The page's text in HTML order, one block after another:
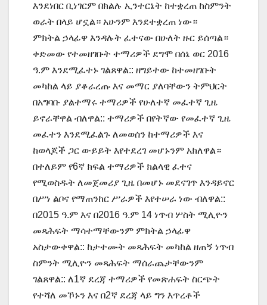
እንደነበር ቢነገርም በክልሉ ኢንተርኔት ከተቋረጠ ከስምንት
ወራት በላይ ሆኗል። አሁንም እንደተቋረጠ ነው።
ምክትል ኃላፊዋ እንዳሉት ፈተናው በሁለት ዙር ይሰጣል።
ቀድመው የተመዘገቡት ተማሪዎች ደግሞ በሰኔ ወር 2016
ዓ.ም እንደሚፈተኑ ገልጸዋል:: ዘግይተው ከተመዘገቡት
መካከል ላይ ያቆራረጡ እና መማር ያለባቸውን ትምህርት
በአግባቡ ያልተማሩ ተማሪዎች የሁለተኛ መፈተኛ ጊዜ
ይኖራቸዋል ብለዋል:: ተማሪዎች በየትኛው የመፈተኛ ጊዜ
መፈተን እንደሚፈልጉ ለመወሰን ከተማሪዎች እና
ከወላጆች ጋር ውይይት እየተደረገ መሆኑንም አክለዋል።
በተለይም የ6ኛ ክፍል ተማሪዎች ክልላዊ ፈተና
የሚወስዱት ለመጀመሪያ ጊዜ በመሆኑ መደናገጥ እንዳይኖር
በሥነ ልቦና የማጠንከር ሥራዎች እየተሠራ ነው ብለዋል::
በ2015 ዓ.ም እና በ2016 ዓ.ም 14 ነጥብ ሦስት ሚሊዮን
መጻሕፍት ማሳተማቸውንም ምክትል ኃላፊዋ
አስታውቀዋል:: ከታተሙት መጻሕፍት መካከል ዘጠኝ ነጥብ
ስምንት ሚሊዮን መጻሕፍት ማሰራጨታቸውንም
ገልጸዋል:: ለ1ኛ ደረጃ ተማሪዎች የመጽሐፍት ስርጭት
የተሻለ መኾኑን እና በ2ኛ ደረጃ ላይ ግን እጥረቶች